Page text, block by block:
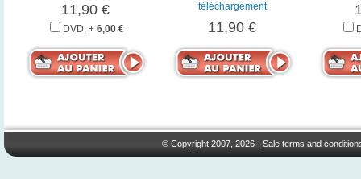
11,90 €
DVD, + 6,00 €
téléchargement
11,90 €
© Copyright 2007, 2026 -Sale terms and